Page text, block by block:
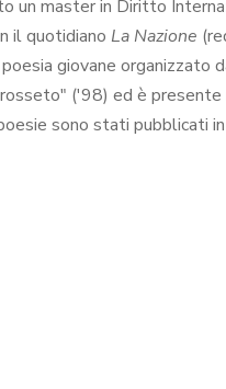
un master in Diritto
il quotidiano La Nazione
giovane organizzato
('98) ed è
sono stati pubblicati